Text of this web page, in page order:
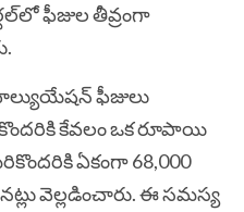
ఫీజుల తీవ్రంగా
ఫీజులు
కేవలం ఒక రూపాయి
ఏకంగా 68,000
వెల్లడించారు. ఈ సమస్య